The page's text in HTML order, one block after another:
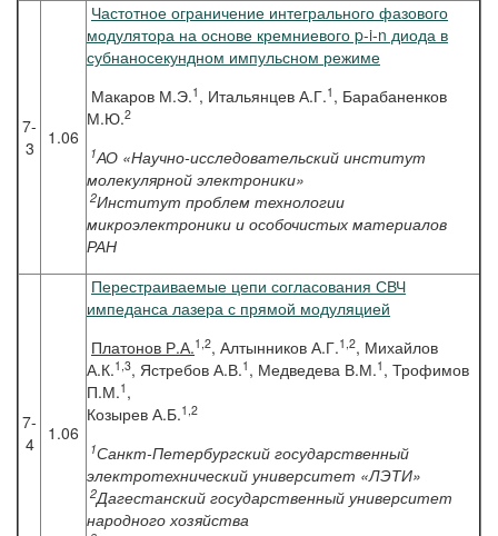
7-
3
1.06
Частотное ограничение интегрального фазового
модулятора на основе кремниевого p-i-n диода в
субнаносекундном импульсном режиме
Макаров М.Э.1 , Итальянцев А.Г.1 , Барабаненков
М.Ю.2
1АО «Научно-исследовательский институт
молекулярной электроники»
2Институт проблем технологии
микроэлектроники и особочистых материалов
РАН
7-
4
1.06
Перестраиваемые цепи согласования СВЧ
импеданса лазера с прямой модуляцией
Платонов Р.А.1,2, Алтынников А.Г.1,2, Михайлов
А.К.1,3, Ястребов А.В.1 , Медведева В.М.1 , Трофимов
П.М.1 ,
Козырев А.Б.1,2
1Санкт-Петербургский государственный
электротехнический университет «ЛЭТИ»
2Дагестанский государственный университет
народного хозяйства